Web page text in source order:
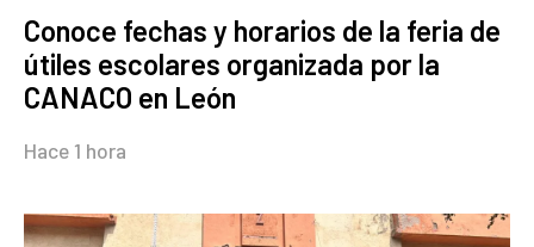
Conoce fechas y horarios de la feria de
útiles escolares organizada por la
CANACO en León
Hace 1 hora